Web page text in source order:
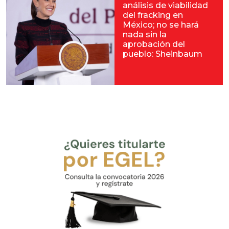
análisis de viabilidad
del fracking en
México; no se hará
nada sin la
aprobación del
pueblo: Sheinbaum